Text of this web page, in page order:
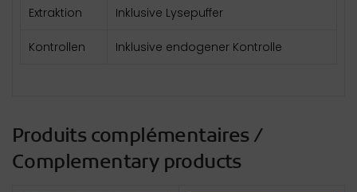
Extraktion Inklusive Lysepuffer
Kontrollen Inklusive endogener Kontrolle
Produits complémentaires /
Complementary products